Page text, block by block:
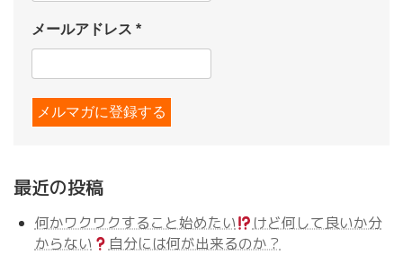
メールアドレス *
最近の投稿
何かワクワクすること始めたい
けど何して良いか分
からない
自分には何が出来るのか？